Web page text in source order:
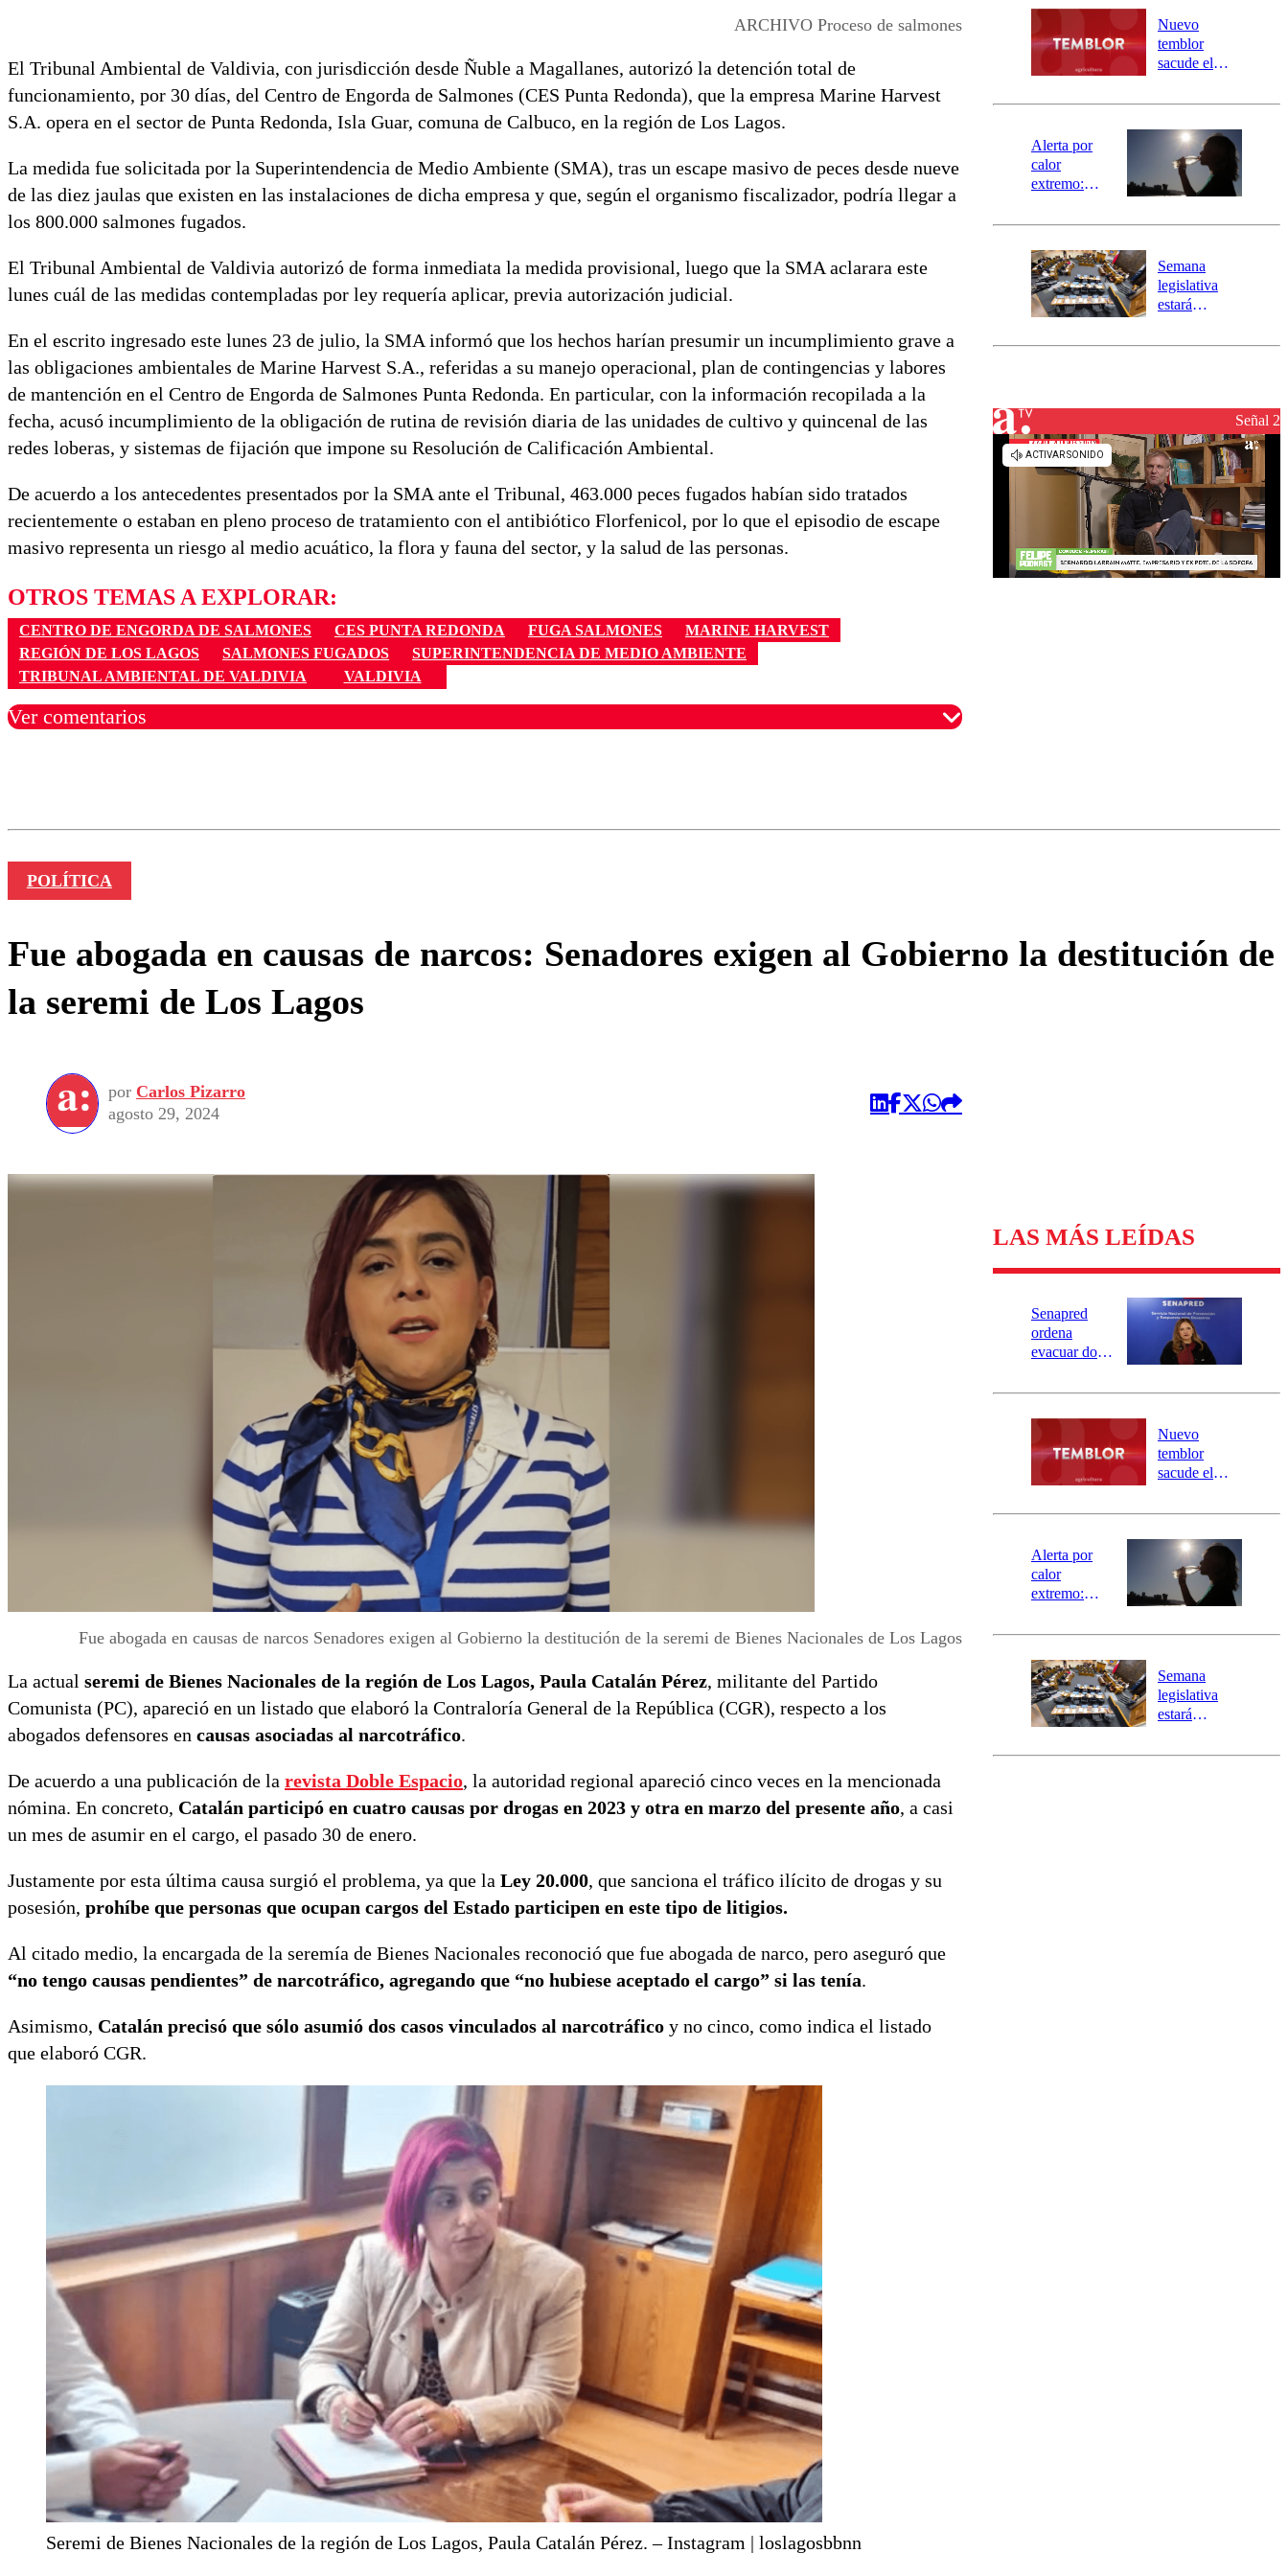
ARCHIVO Proceso de salmones
El Tribunal Ambiental de Valdivia, con jurisdicción desde Ñuble a Magallanes, autorizó la detención total de
funcionamiento, por 30 días, del Centro de Engorda de Salmones (CES Punta Redonda), que la empresa Marine Harvest
S.A. opera en el sector de Punta Redonda, Isla Guar, comuna de Calbuco, en la región de Los Lagos.
La medida fue solicitada por la Superintendencia de Medio Ambiente (SMA), tras un escape masivo de peces desde nueve
de las diez jaulas que existen en las instalaciones de dicha empresa y que, según el organismo fiscalizador, podría llegar a
los 800.000 salmones fugados.
El Tribunal Ambiental de Valdivia autorizó de forma inmediata la medida provisional, luego que la SMA aclarara este
lunes cuál de las medidas contempladas por ley requería aplicar, previa autorización judicial.
En el escrito ingresado este lunes 23 de julio, la SMA informó que los hechos harían presumir un incumplimiento grave a
las obligaciones ambientales de Marine Harvest S.A., referidas a su manejo operacional, plan de contingencias y labores
de mantención en el Centro de Engorda de Salmones Punta Redonda. En particular, con la información recopilada a la
fecha, acusó incumplimiento de la obligación de rutina de revisión diaria de las unidades de cultivo y quincenal de las
redes loberas, y sistemas de fijación que impone su Resolución de Calificación Ambiental.
De acuerdo a los antecedentes presentados por la SMA ante el Tribunal, 463.000 peces fugados habían sido tratados
recientemente o estaban en pleno proceso de tratamiento con el antibiótico Florfenicol, por lo que el episodio de escape
masivo representa un riesgo al medio acuático, la flora y fauna del sector, y la salud de las personas.
OTROS TEMAS A EXPLORAR:
CENTRO DE ENGORDA DE SALMONES CES PUNTA REDONDA FUGA SALMONES
MARINE HARVEST
REGIÓN DE LOS LAGOS
SALMONES FUGADOS
SUPERINTENDENCIA DE MEDIO AMBIENTE
TRIBUNAL AMBIENTAL DE VALDIVIA
VALDIVIA
Ver comentarios
río Damas:
activa
mensajería
SAE
Nuevo
temblor
sacude el
revisa la
epicentro
Alerta por
calor
extremo:
activa Alerta
Preventiva en
tres comunas
Semana
legislativa
estará
el fin de la
reconstrucciónSeñal 2
POLÍTICA
Fue abogada en causas de narcos: Senadores exigen al Gobierno la destitución de
la seremi de Los Lagos
por Carlos Pizarro
agosto 29, 2024
Fue abogada en causas de narcos Senadores exigen al Gobierno la destitución de la seremi de Bienes Nacionales de Los Lagos
La actual seremi de Bienes Nacionales de la región de Los Lagos, Paula Catalán Pérez, militante del Partido
Comunista (PC), apareció en un listado que elaboró la Contraloría General de la República (CGR), respecto a los
abogados defensores en causas asociadas al narcotráfico.
De acuerdo a una publicación de la revista Doble Espacio, la autoridad regional apareció cinco veces en la mencionada
nómina. En concreto, Catalán participó en cuatro causas por drogas en 2023 y otra en marzo del presente año, a casi
un mes de asumir en el cargo, el pasado 30 de enero.
Justamente por esta última causa surgió el problema, ya que la Ley 20.000, que sanciona el tráfico ilícito de drogas y su
posesión, prohíbe que personas que ocupan cargos del Estado participen en este tipo de litigios.
Al citado medio, la encargada de la seremía de Bienes Nacionales reconoció que fue abogada de narco, pero aseguró que
“no tengo causas pendientes” de narcotráfico, agregando que “no hubiese aceptado el cargo” si las tenía.
Asimismo, Catalán precisó que sólo asumió dos casos vinculados al narcotráfico y no cinco, como indica el listado
que elaboró CGR.
Seremi de Bienes Nacionales de la región de Los Lagos, Paula Catalán Pérez. – Instagram | loslagosbbnn
LAS MÁS LEÍDAS
Senapred
ordena
evacuar dos
Carahue por
activa
mensajería
SAE
Nuevo
temblor
sacude el
revisa la
epicentro
Alerta por
calor
extremo:
activa Alerta
Preventiva en
tres comunas
Semana
legislativa
estará
el fin de la